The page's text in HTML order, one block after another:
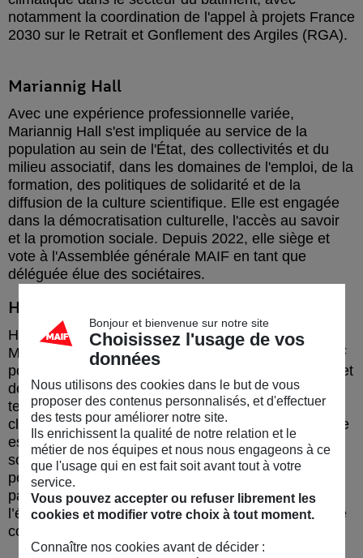
notamment la coordination de l'appel à projets France
2030 sur le Retrait et Gonflement des Argiles (RGA).
Mariannig Hall
Avec une expérience professionnelle variée,
Mariannig Hall s'est impliquée au service de la
population au sein de l'État, des collectivités et du
milieu associatif, dans les domaines de l'emploi, de la
formation, des politiques de solidarité et de la
diffusion de la culture scientifique. Elle est engagée
dans la démocratisation culturelle, l'accès au savoir
et la promotion sociale. Depuis 2022, elle siège et
vote à l'Assemblée générale MAIF en tant que
déléguée élue des sociétaires.
Hélène Hannoir
Hélène Hannoir siège au conseil d’administration
MAIF depuis juillet 2020. Elle préside le Fonds MAIF
pour le vivant, qui finance des projets de protection et
de régénération de la biodiversité pour rendre les
territoires plus résilients face au changement
climatique, grâce au dividende écologique MAIF. Elle
est aussi présidente du Fonds MAIF Impact, qui
soutient des entreprises socialement innovantes et
performantes, générant un impact positif. Son
parcours professionnel est principalement axé sur
l’éducation, tant au sein de l’éducation nationale que
comme directrice territoriale à Lille.
Bonjour et bienvenue sur notre site
Choisissez l'usage de vos
données
Nous utilisons des cookies dans le but de vous
proposer des contenus personnalisés, et d'effectuer
des tests pour améliorer notre site.
Ils enrichissent la qualité de notre relation et le
métier de nos équipes et nous nous engageons à ce
que l'usage qui en est fait soit avant tout à votre
service.
Vous pouvez accepter ou refuser librement les
cookies et modifier votre choix à tout moment.
Connaître nos cookies avant de décider :